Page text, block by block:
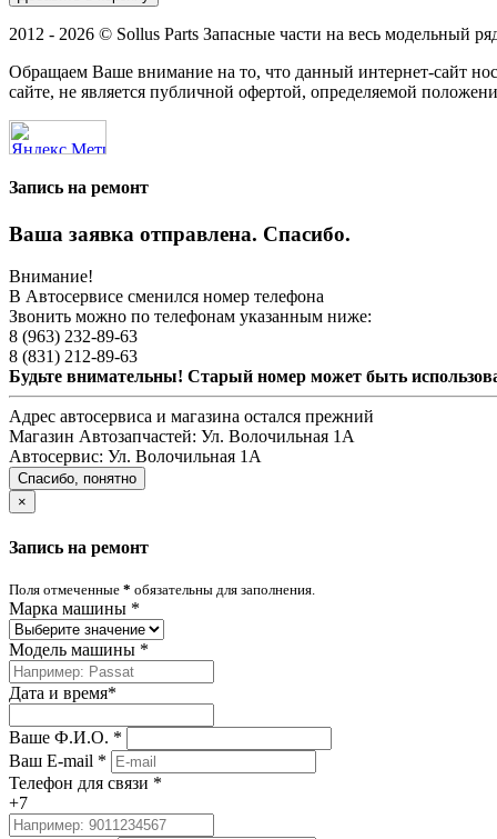
2012 - 2026 © Sollus Parts Запасные части на весь модельный
Обращаем Ваше внимание на то, что данный интернет-сайт
сайте, не является публичной офертой, определяемой
Запись на ремонт
Ваша заявка отправлена. Спасибо.
Внимание!
В Автосервисе сменился номер телефона
Звонить можно по телефонам указанным ниже:
8 (963) 232-89-63
8 (831) 212-89-63
Будьте внимательны! Старый номер может быть
Адрес автосервиса и магазина остался прежний
Магазин Автозапчастей: Ул. Волочильная 1А
Автосервис: Ул. Волочильная 1А
Спасибо, понятно
×
Запись на ремонт
Поля отмеченные * обязательны для заполнения.
Марка машины *
Модель машины *
Дата и время*
Ваше Ф.И.О. *
Ваш E-mail *
Телефон для связи *
+7